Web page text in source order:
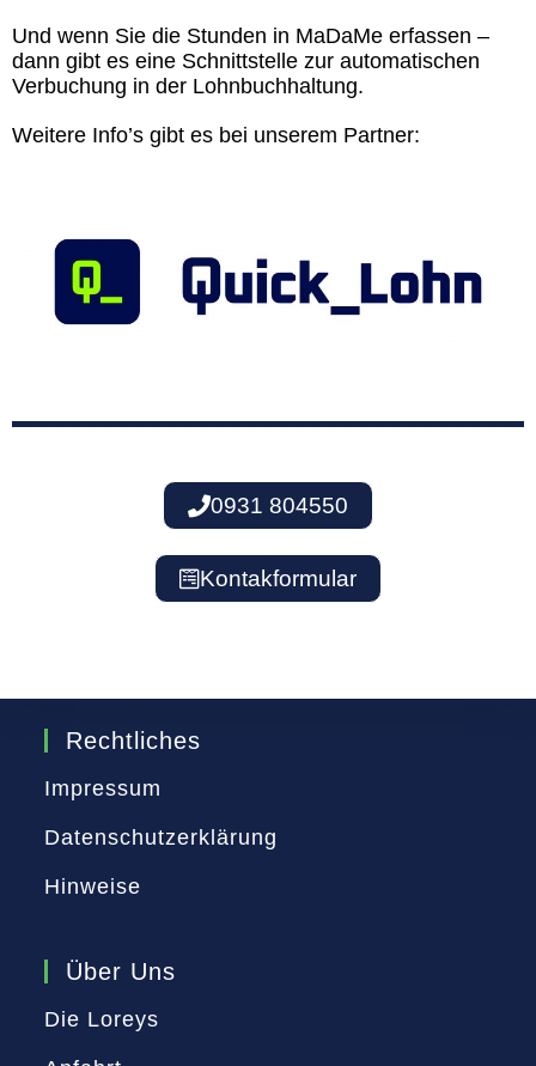
Und wenn Sie die Stunden in MaDaMe erfassen –
dann gibt es eine Schnittstelle zur automatischen
Verbuchung in der Lohnbuchhaltung.
Weitere Info’s gibt es bei unserem Partner:
0931 804550
Kontakformular
Rechtliches
Impressum
Datenschutzerklärung
Hinweise
Über Uns
Die Loreys